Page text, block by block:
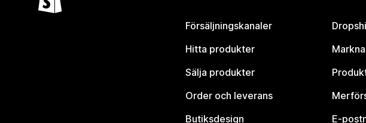
Försäljningskanaler
Hitta produkter
Sälja produkter
Order och leverans
Butiksdesign
E-